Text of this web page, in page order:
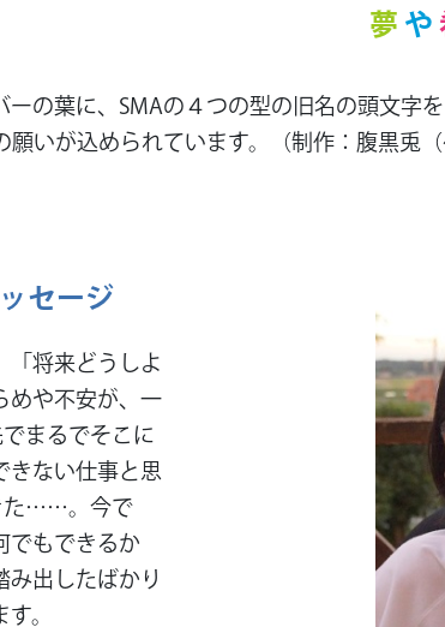
夢 や
の葉に、SMAの４つの型の旧名の頭文字
いが込められています。（制作：腹黒兎（
セージ
「将来どうしよ
めや不安が、一
まるでそこに
ない仕事と思
た……。今で
でもできるか
み出したばかり
。